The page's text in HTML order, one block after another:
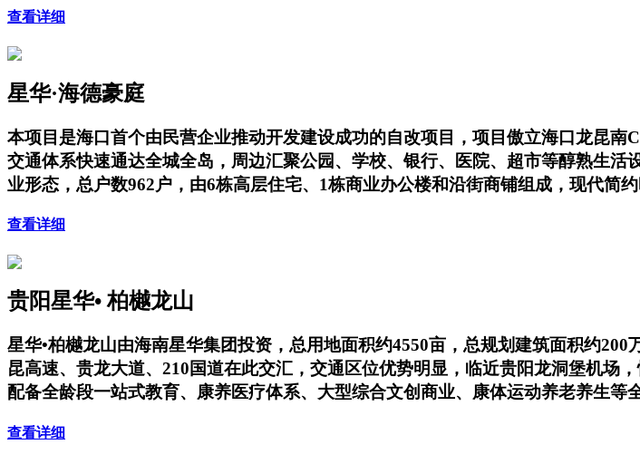
查看详细
星华·海德豪庭
本项目是海口首个由民营企业推动开发建设成功的自改项目，项目傲立海口龙昆
交通体系快速通达全城全岛，周边汇聚公园、学校、银行、医院、超市等醇熟生
业形态，总户数962户，由6栋高层住宅、1栋商业办公楼和沿街商铺组成，现代简
查看详细
贵阳星华• 柏樾龙山
星华•柏樾龙山由海南星华集团投资，总用地面积约4550亩，总规划建筑面积约
昆高速、贵龙大道、210国道在此交汇，交通区位优势明显，临近贵阳龙洞堡机场
配备全龄段一站式教育、康养医疗体系、大型综合文创商业、康体运动养老养生等
查看详细